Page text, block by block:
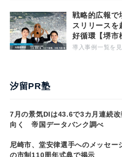
戦略的広報で
スリリースを
好循環【堺市
導入事例一覧を
汐留PR塾
7月の景気DIは43.6で3カ月連続
向く 帝国データバンク調べ
尼崎市、堂安律選手へのメッセ
の市制110周年式典で掲示